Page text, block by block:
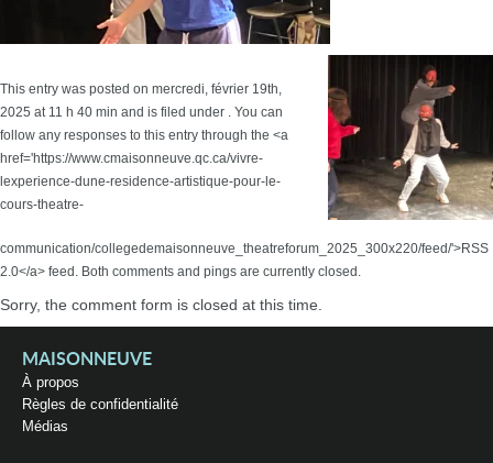
This entry was posted on mercredi, février 19th,
2025 at 11 h 40 min and is filed under . You can
follow any responses to this entry through the <a
href='https://www.cmaisonneuve.qc.ca/vivre-
lexperience-dune-residence-artistique-pour-le-
cours-theatre-
communication/collegedemaisonneuve_theatreforum_2025_300x220/feed/'>RSS
2.0</a> feed. Both comments and pings are currently closed.
Sorry, the comment form is closed at this time.
MAISONNEUVE
À propos
Règles de confidentialité
Médias